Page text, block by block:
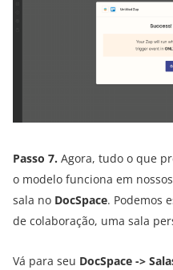
Passo 7. Agora, tudo o que
o modelo funciona em
sala no DocSpace. Podemos
de colaboração, uma sala
Vá para seu DocSpace ->